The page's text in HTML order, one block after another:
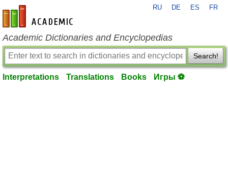
en-academic.com
RU DE ES FR
Academic Dictionaries and Encyclopedias
Search!
Interpretations Translations Books Игры ⚽